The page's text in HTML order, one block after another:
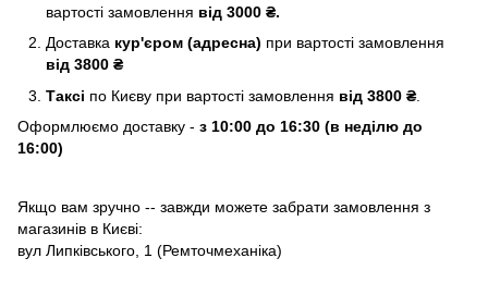
вартості замовлення від 3000 ₴.
Доставка кур'єром (адресна) при вартості замовлення
від 3800 ₴
Таксі по Києву при вартості замовлення від 3800 ₴.
Оформлюємо доставку - з 10:00 до 16:30 (в неділю до
16:00)
Якщо вам зручно -- завжди можете забрати замовлення з
магазинів в Києві:
вул Липківського, 1 (Ремточмеханіка)